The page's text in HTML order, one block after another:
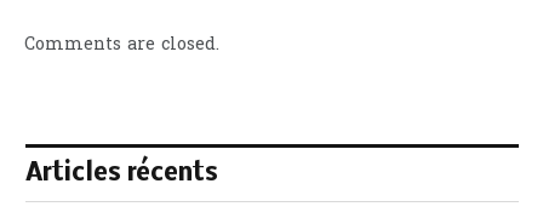
Comments are closed.
Articles récents